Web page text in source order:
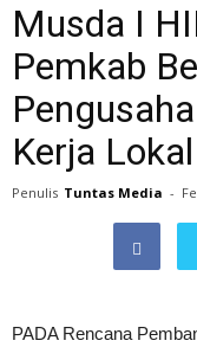
Musda I
Pemkab
Kerja Lokal
Penulis Tuntas Media -
PADA Rencana